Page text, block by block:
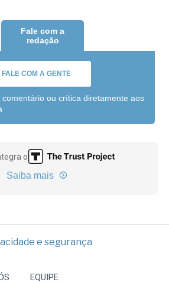
Fale com a
redação
FALE COM A GENTE
comentário ou crítica diretamente aos
o
Saiba mais
e segurança
EQUIPE